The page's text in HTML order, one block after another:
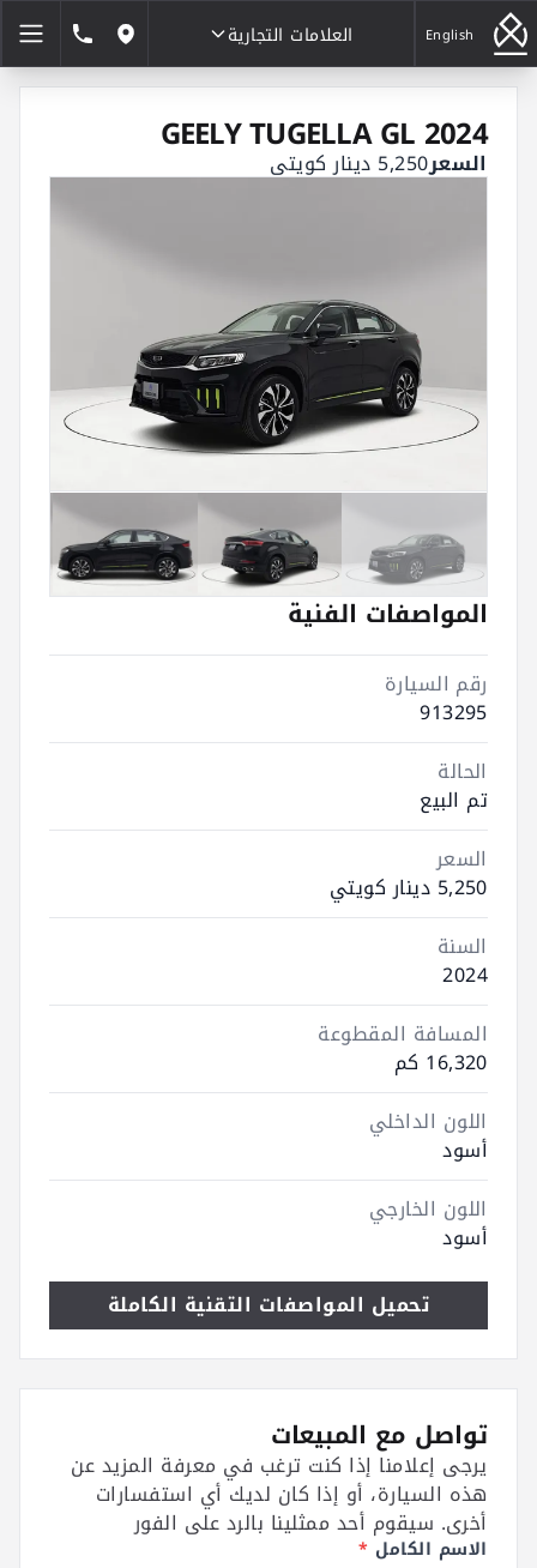
English
العلامات التجارية
مواقعنا
GEELY TUGELLA GL 2024
السعر5,250 دينار كويتي
المواصفات الفنية
رقم السيارة
913295
الحالة
تم البيع
السعر
5,250 دينار كويتي
السنة
2024
المسافة المقطوعة
16,320 كم
اللون الداخلي
أسود
اللون الخارجي
أسود
تحميل المواصفات التقنية الكاملة
تواصل مع المبيعات
يرجى إعلامنا إذا كنت ترغب في معرفة المزيد عن
هذه السيارة، أو إذا كان لديك أي استفسارات
أخرى. سيقوم أحد ممثلينا بالرد على الفور
الاسم الكامل *